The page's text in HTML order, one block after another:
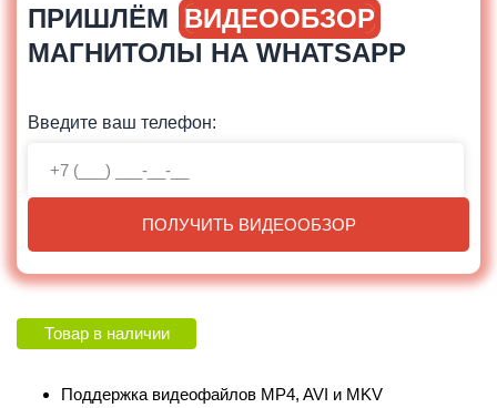
ПРИШЛЁМ ВИДЕООБЗОР
МАГНИТОЛЫ НА WHATSAPP
Введите ваш телефон:
ПОЛУЧИТЬ ВИДЕООБЗОР
Товар в наличии
Поддержка видеофайлов MP4, AVI и MKV